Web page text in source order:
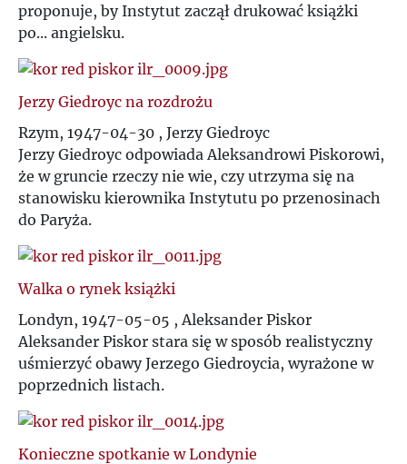
proponuje, by Instytut zaczął drukować książki
po... angielsku.
Jerzy Giedroyc na rozdrożu
Rzym, 1947-04-30 , Jerzy Giedroyc
Jerzy Giedroyc odpowiada Aleksandrowi Piskorowi,
że w gruncie rzeczy nie wie, czy utrzyma się na
stanowisku kierownika Instytutu po przenosinach
do Paryża.
Walka o rynek książki
Londyn, 1947-05-05 , Aleksander Piskor
Aleksander Piskor stara się w sposób realistyczny
uśmierzyć obawy Jerzego Giedroycia, wyrażone w
poprzednich listach.
Konieczne spotkanie w Londynie